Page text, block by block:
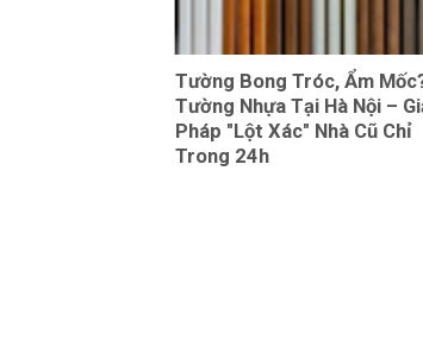
Tường Bong Tróc, Ẩm
Tường Nhựa Tại Hà Nội –
Pháp "Lột Xác" Nhà Cũ Chỉ
Trong 24h